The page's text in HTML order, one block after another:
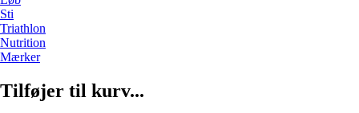
Sti
Triathlon
Nutrition
Mærker
Tilføjer til kurv...